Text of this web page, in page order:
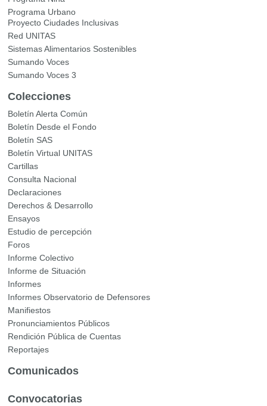
Programa Urbano
Proyecto Ciudades Inclusivas
Red UNITAS
Sistemas Alimentarios Sostenibles
Sumando Voces
Sumando Voces 3
Colecciones
Boletín Alerta Común
Boletín Desde el Fondo
Boletín SAS
Boletín Virtual UNITAS
Cartillas
Consulta Nacional
Declaraciones
Derechos & Desarrollo
Ensayos
Estudio de percepción
Foros
Informe Colectivo
Informe de Situación
Informes
Informes Observatorio de Defensores
Manifiestos
Pronunciamientos Públicos
Rendición Pública de Cuentas
Reportajes
Comunicados
Convocatorias